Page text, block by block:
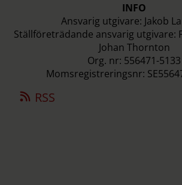
INFO
Ansvarig utgivare: Jakob
Ställföreträdande ansvarig utgivare:
Johan Thornton
Org. nr: 556471-5133
Momsregistreringsnr:
RSS